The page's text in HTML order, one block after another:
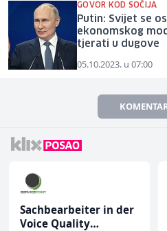
GOVOR KOD SOČIJA
Putin: Svijet se
ekonomskog
tjerati u dugove
05.10.2023. u 07:00
Sachbearbeiter in der
Voice Quality